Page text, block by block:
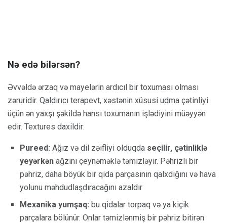
Nə edə bilərsən?
Əvvəldə ərzaq və mayelərin ardıcıl bir toxuması olması
zəruridir. Qaldırıcı terapevt, xəstənin xüsusi udma çətinliyi
üçün ən yaxşı şəkildə hansı toxumanın işlədiyini müəyyən
edir. Textures daxildir:
Pureed: Ağız və dil zəifliyi olduqda seçilir, çətinliklə
yeyərkən ağzını çeynəməklə təmizləyir. Pəhrizli bir
pəhriz, daha böyük bir qida parçasının qalxdığını və hava
yolunu məhdudlaşdıracağını azaldır
Mexanika yumşaq: bu qidalar torpaq və ya kiçik
parçalara bölünür. Onlar təmizlənmiş bir pəhriz bitirən